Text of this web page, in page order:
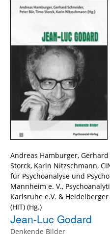
Andreas Hamburger,
Storck, Karin Nitzschmann,
für Psychoanalyse und
Mannheim e. V.,
Karlsruhe e.V. &
(HIT)
Jean-Luc Godard
Denkende Bilder